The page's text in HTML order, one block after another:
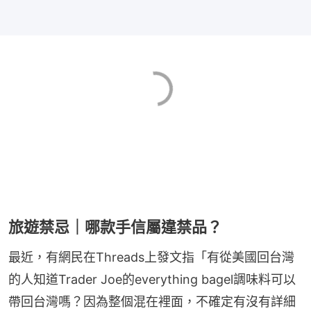
旅遊禁忌｜哪款手信屬違禁品？
最近，有網民在Threads上發文指「有從美國回台灣
的人知道Trader Joe的everything bagel調味料可以
帶回台灣嗎？因為整個混在裡面，不確定有沒有詳細